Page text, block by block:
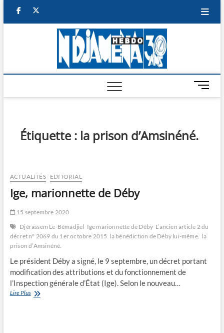
facebook
M
e
u
Étiquette : la prison d’Amsinéné.
ACTUALITÉS EDITORIAL
Ige, marionnette de Déby
15 septembre 2020
Djérassem Le-Bémadjiel Ige marionnette de Déby L’ancien article 2 du
décret n° 2069 du 1er octobre 2015 la bénédiction de Déby lui-même. la
prison d’Amsinéné.
Le président Déby a signé, le 9 septembre, un décret portant
modification des attributions et du fonctionnement de
l’Inspection générale d’État (Ige). Selon le nouveau…
Lire PlusIge,